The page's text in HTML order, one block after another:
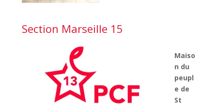
Section Marseille 15
Maiso
n du
peupl
e de
St